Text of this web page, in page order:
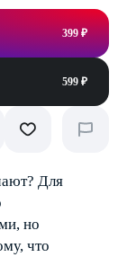
399 ₽
599 ₽
Для
но
что